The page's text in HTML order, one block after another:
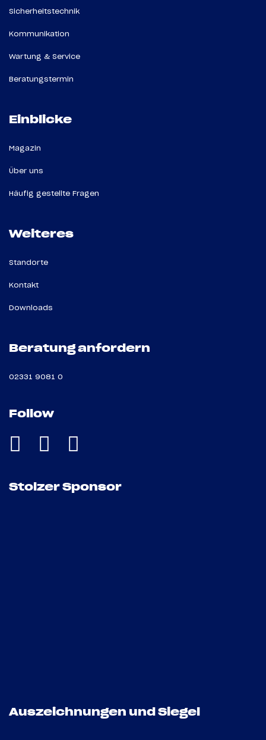
Sicherheitstechnik
Kommunikation
Wartung & Service
Beratungstermin
Einblicke
Magazin
Über uns
Häufig gestellte Fragen
Weiteres
Standorte
Kontakt
Downloads
Beratung anfordern
02331 9081 0
Follow
Stolzer Sponsor
Auszeichnungen und Siegel